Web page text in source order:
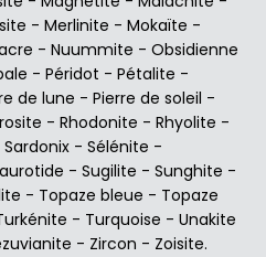
- Merlinite - Mokaïte -
- Nuummite - Obsidienne
- Péridot - Pétalite -
de lune - Pierre de soleil -
- Rhodonite - Rhyolite -
Sardonix - Sélénite -
- Sugilite - Sunghite -
- Topaze bleue - Topaze
- Turquoise - Unakite
- Zircon - Zoisite.